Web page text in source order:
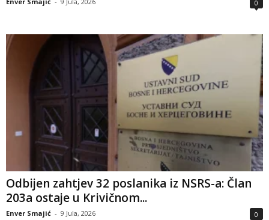
0
Odbijen zahtjev 32 poslanika iz NSRS-a: Član
203a ostaje u Krivičnom...
Enver Smajić - 9 Jula, 2026 0